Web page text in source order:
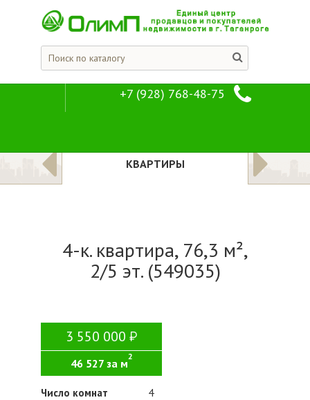
+7 (928) 768-48-75
КВАРТИРЫ
4-к. квартира, 76,3 м²,
2/5 эт. (549035)
3 550 000
46 527 за м
2
Число комнат
4